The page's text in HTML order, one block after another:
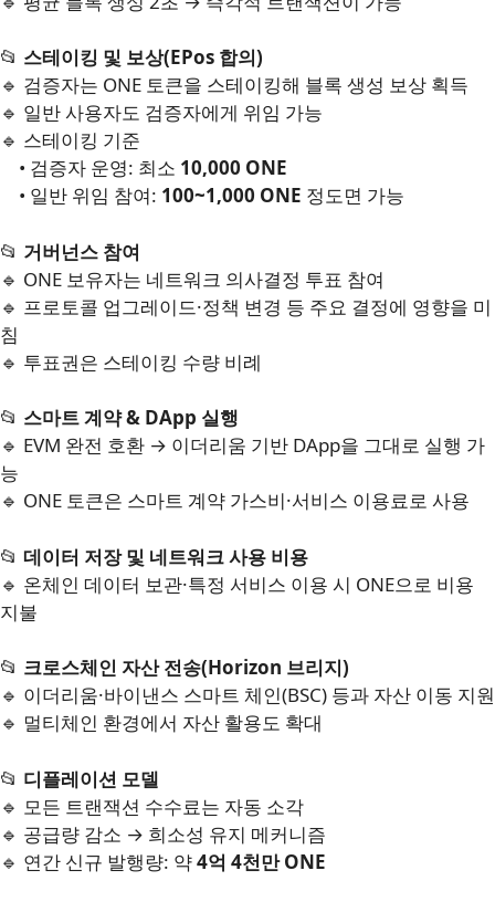
📂 스테이킹 및 보상(EPos 합의)
🔹 검증자는 ONE 토큰을 스테이킹해 블록 생성 보상 획득
🔹 일반 사용자도 검증자에게 위임 가능
🔹 스테이킹 기준
• 검증자 운영: 최소 10,000 ONE
• 일반 위임 참여: 100~1,000 ONE 정도면 가능
📂 거버넌스 참여
🔹 ONE 보유자는 네트워크 의사결정 투표 참여
🔹 프로토콜 업그레이드·정책 변경 등 주요 결정에 영향을 미
침
🔹 투표권은 스테이킹 수량 비례
📂 스마트 계약 & DApp 실행
🔹 EVM 완전 호환 → 이더리움 기반 DApp을 그대로 실행 가
능
🔹 ONE 토큰은 스마트 계약 가스비·서비스 이용료로 사용
📂 데이터 저장 및 네트워크 사용 비용
🔹 온체인 데이터 보관·특정 서비스 이용 시 ONE으로 비용
지불
📂 크로스체인 자산 전송(Horizon 브리지)
🔹 이더리움·바이낸스 스마트 체인(BSC) 등과 자산 이동 지원
🔹 멀티체인 환경에서 자산 활용도 확대
📂 디플레이션 모델
🔹 모든 트랜잭션 수수료는 자동 소각
🔹 공급량 감소 → 희소성 유지 메커니즘
🔹 연간 신규 발행량: 약4억 4천만 ONE